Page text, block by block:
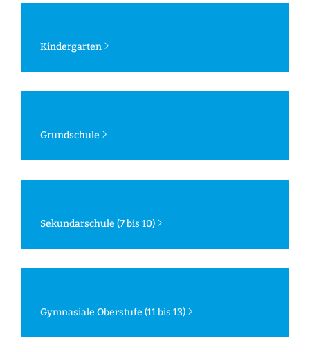
Kindergarten
Grundschule
Sekundarschule (7 bis 10)
Gymnasiale Oberstufe (11 bis 13)